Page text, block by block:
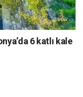
6 katlı kale